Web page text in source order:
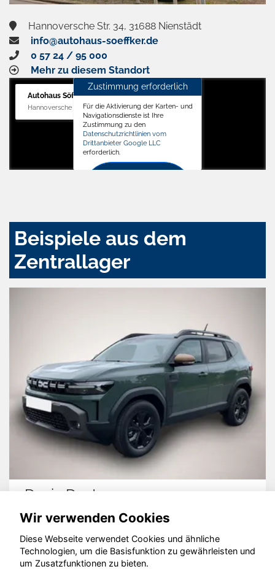
Hannoversche Str. 34, 31688 Nienstädt
info@autohaus-soeffker.de
0 57 24 / 95 000
Mehr zu diesem Standort
Autohaus Söffker GmbH
Hannoversche Str. 34, 31688 Nienstädt
Zustimmung erforderlich
Für die Aktivierung der Karten- und
Navigationsdienste ist Ihre
Zustimmung zu den
Datenschutzrichtlinien vom
Drittanbieter Google LLC
erforderlich.
Beispiele aus dem
Zentrallager
Dacia Duster
© konjunkturmotor.de GmbH 2020 - 2026
Wir verwenden Cookies
Diese Webseite verwendet Cookies und ähnliche
Technologien, um die Basisfunktion zu gewährleisten und
um Zusatzfunktionen zu bieten.